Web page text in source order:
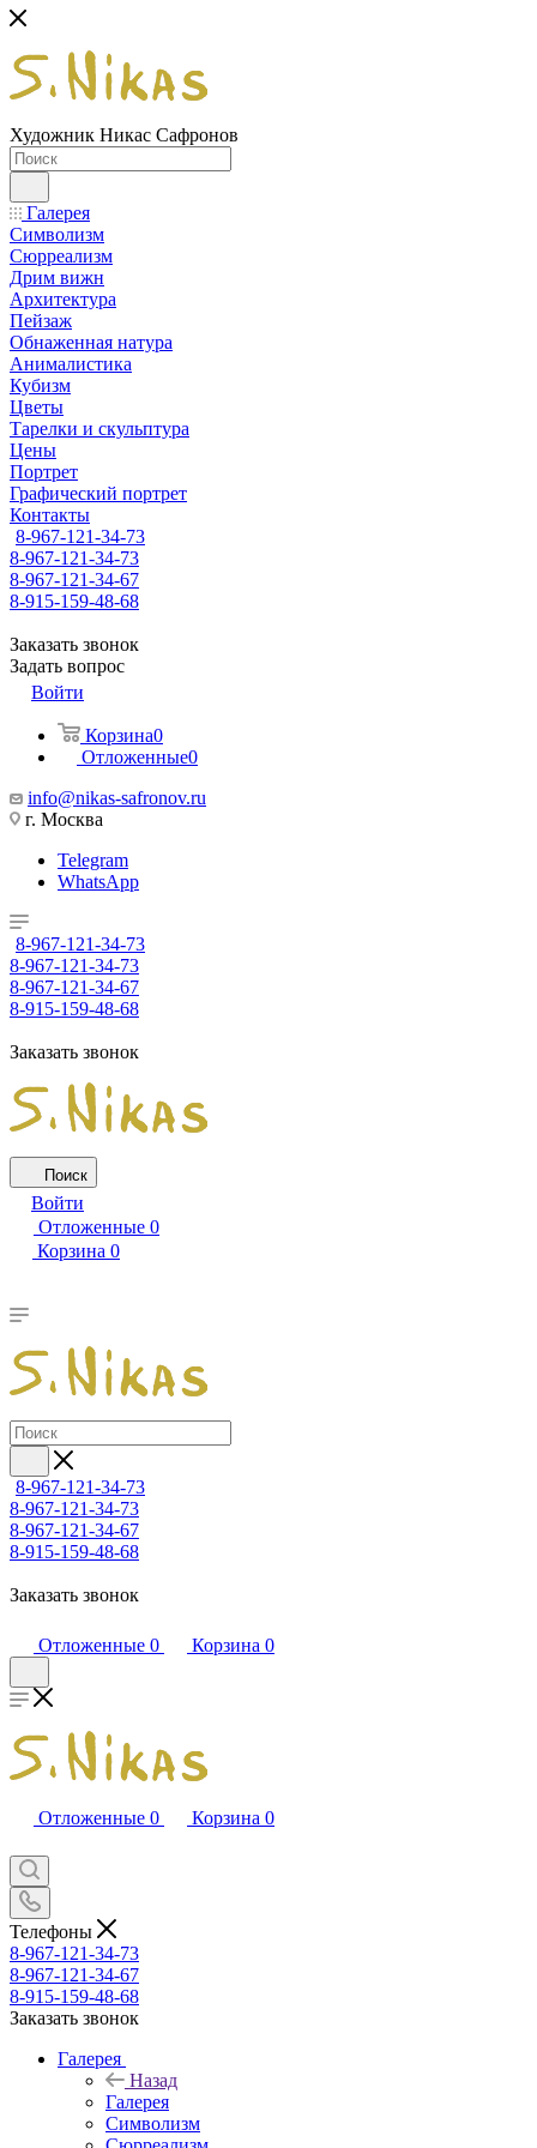
Художник Никас Сафронов
Галерея
Символизм
Сюрреализм
Дрим вижн
Архитектура
Пейзаж
Обнаженная натура
Анималистика
Кубизм
Цветы
Тарелки и скульптура
Цены
Портрет
Графический портрет
Контакты
8-967-121-34-73
8-967-121-34-73
8-967-121-34-67
8-915-159-48-68
Заказать звонок
Задать вопрос
Войти
Корзина0
Отложенные0
info@nikas-safronov.ru
г. Москва
Telegram
WhatsApp
8-967-121-34-73
8-967-121-34-73
8-967-121-34-67
8-915-159-48-68
Заказать звонок
Поиск
Войти
Отложенные 0
Корзина 0
8-967-121-34-73
8-967-121-34-73
8-967-121-34-67
8-915-159-48-68
Заказать звонок
Отложенные 0 Корзина 0
Отложенные 0 Корзина 0
Телефоны
8-967-121-34-73
8-967-121-34-67
8-915-159-48-68
Заказать звонок
Галерея
Назад
Галерея
Символизм